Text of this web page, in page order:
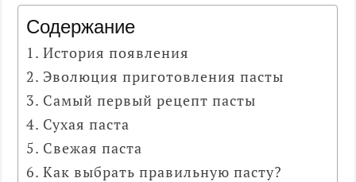
Содержание
История появления
Эволюция приготовления пасты
Самый первый рецепт пасты
Сухая паста
Свежая паста
Как выбрать правильную пасту?